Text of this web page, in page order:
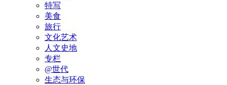
特写
美食
旅行
文化艺术
人文史地
专栏
@世代
生态与环保